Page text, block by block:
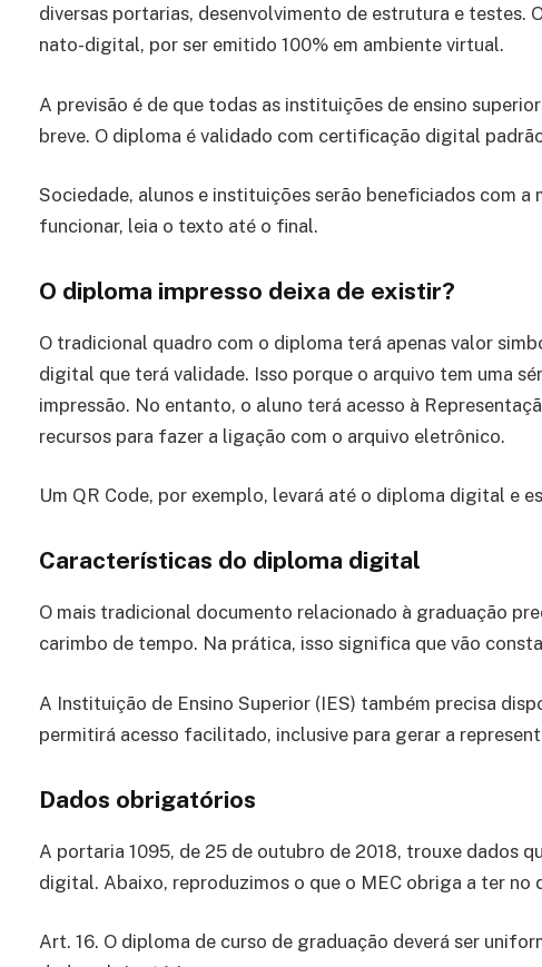
diversas portarias, desenvolvimento de estrutura e testes.
nato-digital, por ser emitido 100% em ambiente virtual.
A previsão é de que todas as instituições de ensino
breve. O diploma é validado com certificação digital
Sociedade, alunos e instituições serão beneficiados com a
funcionar, leia o texto até o final.
O diploma impresso deixa de existir?
O tradicional quadro com o diploma terá apenas valor
digital que terá validade. Isso porque o arquivo tem uma
impressão. No entanto, o aluno terá acesso à
recursos para fazer a ligação com o arquivo eletrônico.
Um QR Code, por exemplo, levará até o diploma digital e
Características do diploma digital
O mais tradicional documento relacionado à graduação
carimbo de tempo. Na prática, isso significa que vão
A Instituição de Ensino Superior (IES) também precisa
permitirá acesso facilitado, inclusive para gerar a
Dados obrigatórios
A portaria 1095, de 25 de outubro de 2018, trouxe dados
digital. Abaixo, reproduzimos o que o MEC obriga a ter no
Art. 16. O diploma de curso de graduação deverá ser